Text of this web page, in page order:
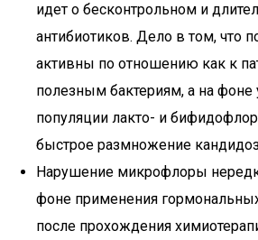
идет о бесконтрольном и
антибиотиков. Дело в том, что
активны по отношению как к
полезным бактериям, а на
популяции лакто- и
быстрое размножение
Нарушение микрофлоры
фоне применения
после прохождения